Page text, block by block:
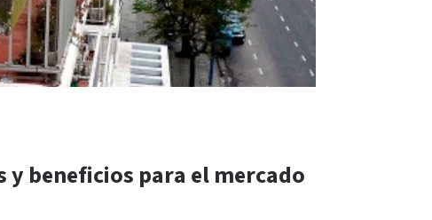
y beneficios para el mercado